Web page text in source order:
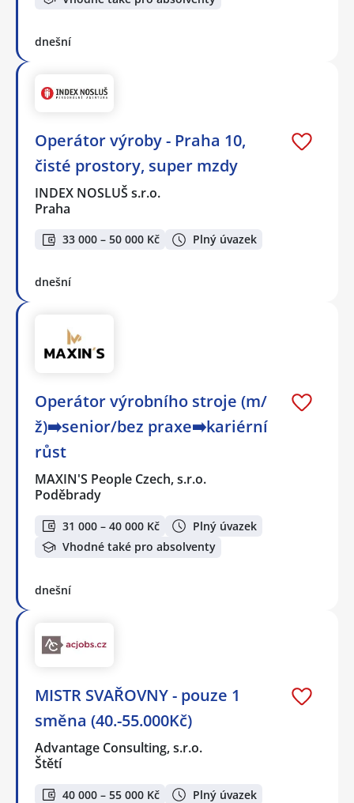
dnešní
Operátor výroby - Praha 10,
čisté prostory, super mzdy
INDEX NOSLUŠ s.r.o.
Praha
33 000 – 50 000 Kč Plný úvazek
dnešní
Operátor výrobního stroje (m/
ž)➡️senior/bez praxe➡️kariérní
růst
MAXIN'S People Czech, s.r.o.
Poděbrady
31 000 – 40 000 Kč
Plný úvazek
Vhodné také pro absolventy
dnešní
MISTR SVAŘOVNY - pouze 1
směna (40.-55.000Kč)
Advantage Consulting, s.r.o.
Štětí
40 000 – 55 000 Kč Plný úvazek